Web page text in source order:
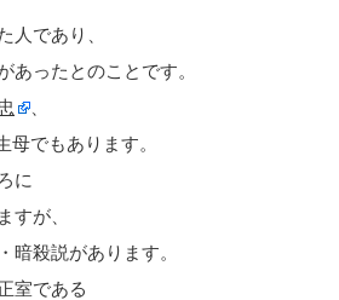
人であり、
あったとのことです。
母でもあります。
に
すが、
暗殺説があります。
室である